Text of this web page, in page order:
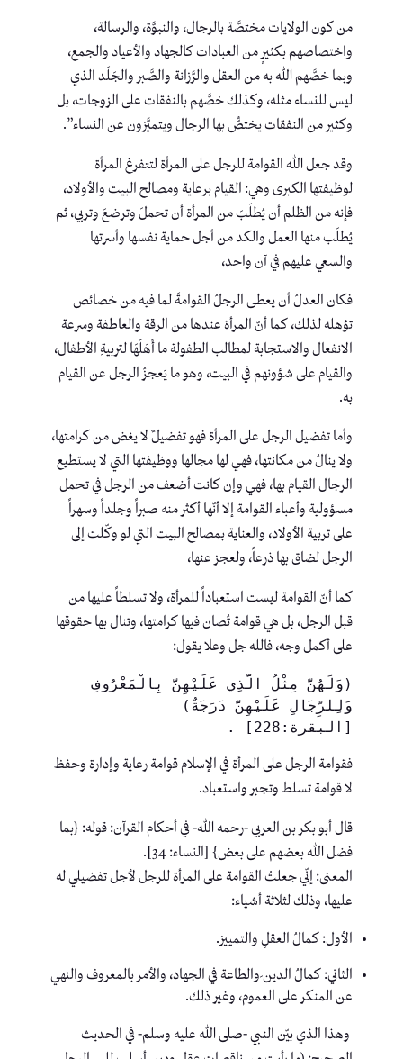
من كون الولايات مختصَّة بالرجال، والنبوَّة، والرسالة،
واختصاصهم بكثيرٍ من العبادات كالجهاد والأعياد والجمع،
وبما خصَّهم الله به من العقل والرَّزانة والصَّبر والجَلَد الذي
ليس للنساء مثله، وكذلك خصَّهم بالنفقات على الزوجات، بل
وكثير من النفقات يختصُّ بها الرجال ويتميَّزون عن النساء”.
وقد جعل الله القوامة للرجل على المرأة لتتفرغ المرأة
لوظيفتها الكبرى وهي: القيام برعاية ومصالح البيت والأولاد،
فإنه من الظلم أن يُطلَبَ من المرأة أن تحملَ وترضعَ وتربي، ثم
يُطلَب منها العمل والكد من أجل حماية نفسها وأسرتها
والسعي عليهم في آن واحد،
فكان العدلُ أن يعطى الرجلُ القوامةَ لما فيه من خصائص
تؤهله لذلك، كما أنّ المرأة عندها من الرقة والعاطفة وسرعة
الانفعال والاستجابة لمطالب الطفولة ما أَهَلَهَا لتربيةِ الأطفال،
والقيام على شؤونهم في البيت، وهو ما يَعجزُ الرجل عن القيام
به.
وأما تفضيل الرجل على المرأة فهو تفضيلٌ لا يغض من كرامتها،
ولا ينالُ من مكانتها، فهي لها مجالها ووظيفتها التي لا يستطيع
الرجال القيام بها، فهي وإن كانت أضعف من الرجل في تحمل
مسؤولية وأعباء القوامة إلا أنّها أكثر منه صبراً وجلداً وسهراً
على تربية الأولاد، والعناية بمصالح البيت التي لو وكّلت إلى
الرجل لضاق بها ذرعاً، ولعجز عنها،
كما أنّ القوامة ليست استعباداً للمرأة، ولا تسلطاً عليها من
قبل الرجل، بل هي قوامة تُصان فيها كرامتها، وتنال بها حقوقها
على أكمل وجه، فالله جل وعلا يقول:
(وَلَهُنَّ مِثْلُ الَّذِي عَلَيْهِنَّ بِالْمَعْرُوفِ
[البقرة:228] .
فقوامة الرجل على المرأة في الإسلام قوامة رعاية وإدارة وحفظ
لا قوامة تسلط وتجبر واستعباد.
قال أبو بكر بن العربي -رحمه الله- في أحكام القرآن: قوله: {بما
فضل الله بعضهم على بعض} [النساء: 34].
المعنى: إنّي جعلتُ القوامة على المرأة للرجل لأجل تفضيلي له
عليها، وذلك لثلاثة أشياء:
الأول: كمالُ العقلِ والتمييز.
الثاني: كمالُ الدين ِوالطاعة في الجهاد، والأمر بالمعروف والنهي
عن المنكر على العموم، وغير ذلك.
وهذا الذي بيّن النبي -صلى الله عليه وسلم- في الحديث